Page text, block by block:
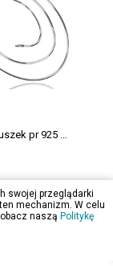
swojej przeglądarki
mechanizm. W celu
naszą Politykę